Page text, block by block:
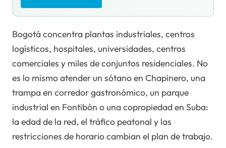
Bogotá concentra plantas industriales, centros
logísticos, hospitales, universidades, centros
comerciales y miles de conjuntos residenciales. No
es lo mismo atender un sótano en Chapinero, una
trampa en corredor gastronómico, un parque
industrial en Fontibón o una copropiedad en Suba:
la edad de la red, el tráfico peatonal y las
restricciones de horario cambian el plan de trabajo.